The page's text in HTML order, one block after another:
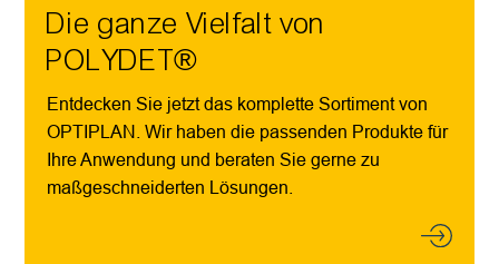
Die ganze Vielfalt von
POLYDET®
Entdecken Sie jetzt das komplette Sortiment von
OPTIPLAN. Wir haben die passenden Produkte für
Ihre Anwendung und beraten Sie gerne zu
maßgeschneiderten Lösungen.